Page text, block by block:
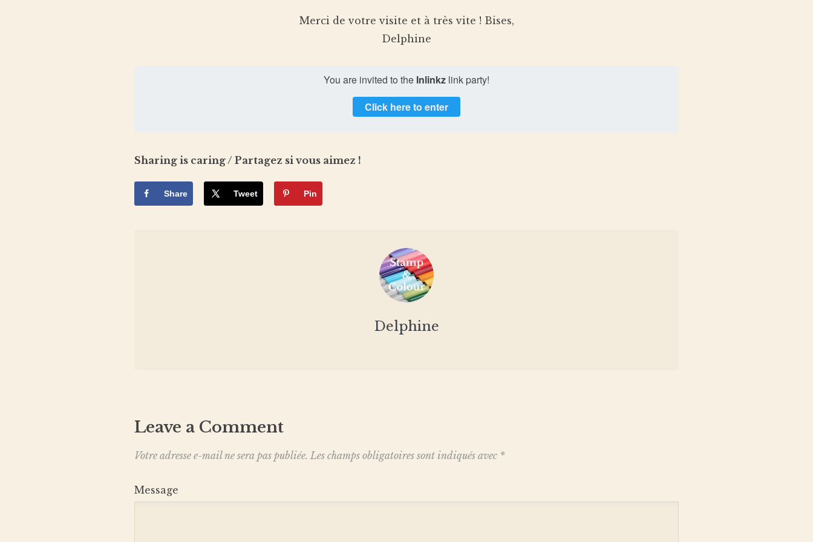
Merci de votre visite et à très vite ! Bises,
Delphine
You are invited to the Inlinkz link party!
Click here to enter
Sharing is caring / Partagez si vous aimez !
Share Tweet Pin
Delphine
Leave a Comment
Votre adresse e-mail ne sera pas publiée. Les champs obligatoires sont indiqués avec *
Message